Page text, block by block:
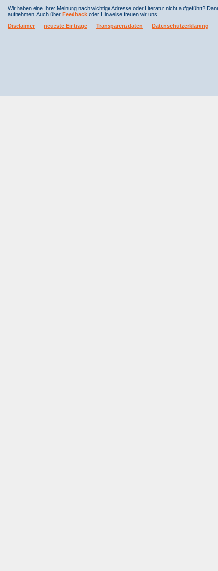
Wir haben eine Ihrer Meinung nach wichtige Adresse oder Literatur nicht aufgeführt?
aufnehmen. Auch über Feedback oder Hinweise freuen wir uns.
Disclaimer - neueste Einträge - Transparenzdaten - Datenschutzerklärung -